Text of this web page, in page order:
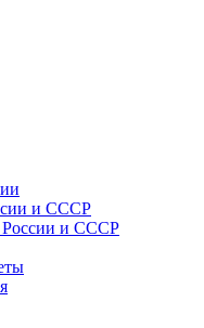
и СССР
России и СССР